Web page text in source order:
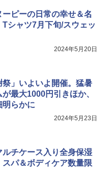
ルマン) ツーリングドーム/LD
キャンプ アウトドア フェス
ト 簡単設営 カンガルーテント
プ SUP用 20PSI 電動ポンプ
気入れ 空気抜き 自動停止 過熱
lcd 7種類ノズル付き
ピーの日常の幸せ＆名
シャツ7月下旬/スウェッ
2024年5月20日
祭」いよいよ開催。猛暑
最大1000円引きほか、
明らかに
2024年5月23日
ルチケース入り全身保湿
スパ＆ボディケア数量限